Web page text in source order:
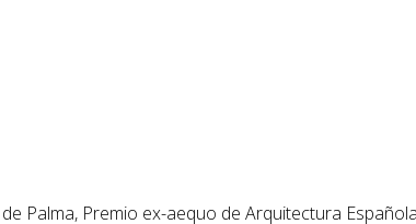
Palma, Premio ex-aequo de Arquitectura